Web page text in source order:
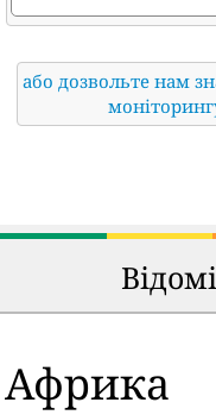
або дозвольте нам
Африка